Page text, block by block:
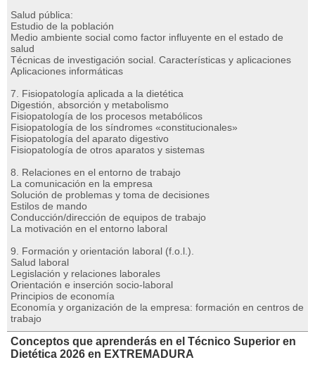
Salud pública:
Estudio de la población
Medio ambiente social como factor influyente en el estado de
salud
Técnicas de investigación social. Características y aplicaciones
Aplicaciones informáticas
7. Fisiopatología aplicada a la dietética
Digestión, absorción y metabolismo
Fisiopatología de los procesos metabólicos
Fisiopatología de los síndromes «constitucionales»
Fisiopatología del aparato digestivo
Fisiopatología de otros aparatos y sistemas
8. Relaciones en el entorno de trabajo
La comunicación en la empresa
Solución de problemas y toma de decisiones
Estilos de mando
Conducción/dirección de equipos de trabajo
La motivación en el entorno laboral
9. Formación y orientación laboral (f.o.l.).
Salud laboral
Legislación y relaciones laborales
Orientación e inserción socio-laboral
Principios de economía
Economía y organización de la empresa: formación en centros de
trabajo
Conceptos que aprenderás en el Técnico Superior en
Dietética 2026 en EXTREMADURA